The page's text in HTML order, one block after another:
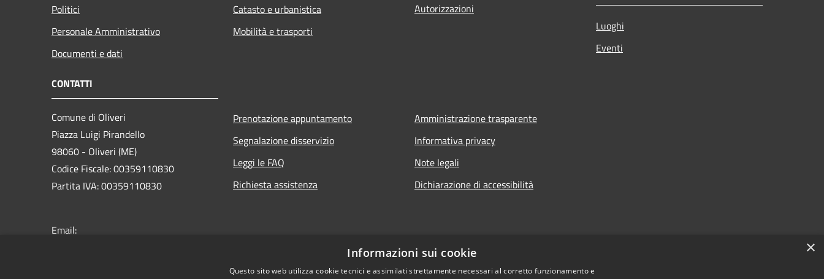
Politici
Personale Amministrativo
Documenti e dati
Catasto e urbanistica
Mobilità e trasporti
Autorizzazioni
Luoghi
Eventi
CONTATTI
Comune di Oliveri
Piazza Luigi Pirandello
98060 - Oliveri (ME)
Codice Fiscale: 00359110830
Partita IVA: 00359110830
Email:
Prenotazione appuntamento
Segnalazione disservizio
Leggi le FAQ
Richiesta assistenza
Amministrazione trasparente
Informativa privacy
Note legali
Dichiarazione di accessibilità
×
Informazioni sui cookie
Questo sito web utilizza cookie tecnici e assimilati strettamente necessari al corretto funzionamento e